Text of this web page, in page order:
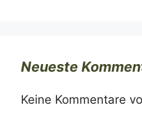
Neueste
Keine Kommentare